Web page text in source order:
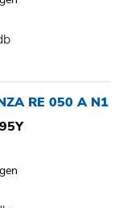
RE 050 A N1
95Y